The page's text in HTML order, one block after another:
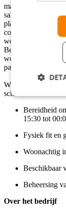
maandag tot en
salaris verdiend.
plaatsen zoals
communiceert in
werken in
Betrouwbaarheid,
werkhouding zijn
passen aan
We zoeken een
schuwt en flexibel
Bereidheid
15:30 tot
Fysiek fit en
Woonachtig
Beschikbaar
Beheersing
Over het bedrijf